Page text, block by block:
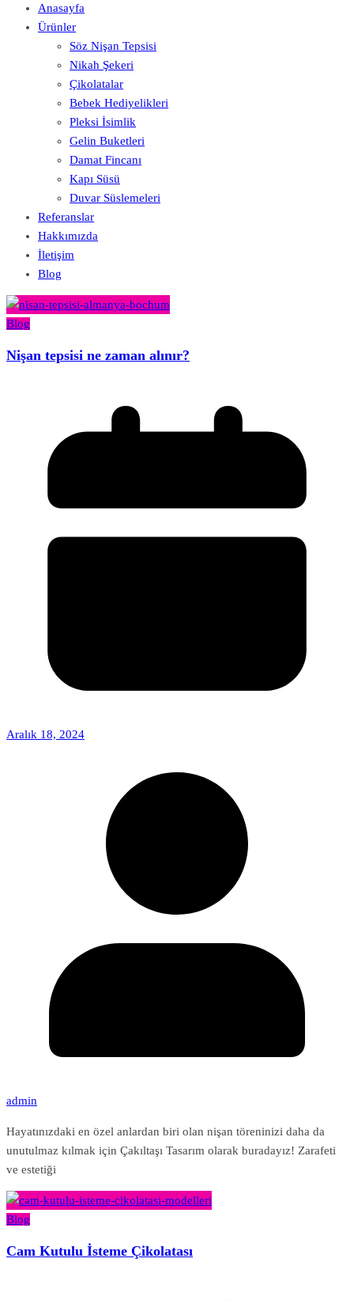
Anasayfa
Ürünler
Söz Nişan Tepsisi
Nikah Şekeri
Çikolatalar
Bebek Hediyelikleri
Pleksi İsimlik
Gelin Buketleri
Damat Fincanı
Kapı Süsü
Duvar Süslemeleri
Referanslar
Hakkımızda
İletişim
Blog
Blog
Nişan tepsisi ne zaman alınır?
Aralık 18, 2024
admin
Hayatınızdaki en özel anlardan biri olan nişan töreninizi daha da
unutulmaz kılmak için Çakıltaşı Tasarım olarak buradayız! Zarafeti
ve estetiği
Blog
Cam Kutulu İsteme Çikolatası